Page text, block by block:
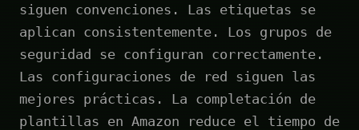
siguen convenciones. Las etiquetas se
aplican consistentemente. Los grupos de
seguridad se configuran correctamente.
Las configuraciones de red siguen las
mejores prácticas. La completación de
plantillas en Amazon reduce el tiempo de